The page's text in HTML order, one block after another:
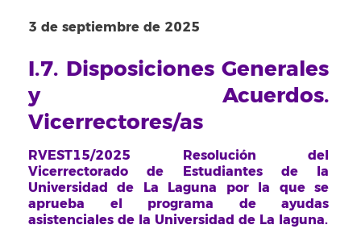
3 de septiembre de 2025
I.7. Disposiciones Generales
y Acuerdos.
Vicerrectores/as
RVEST15/2025 Resolución del
Vicerrectorado de Estudiantes de la
Universidad de La Laguna por la que se
aprueba el programa de ayudas
asistenciales de la Universidad de La laguna.